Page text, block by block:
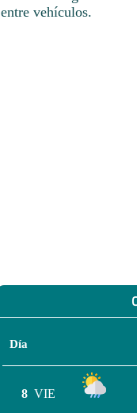
entre vehículos.
Día
8 VIE